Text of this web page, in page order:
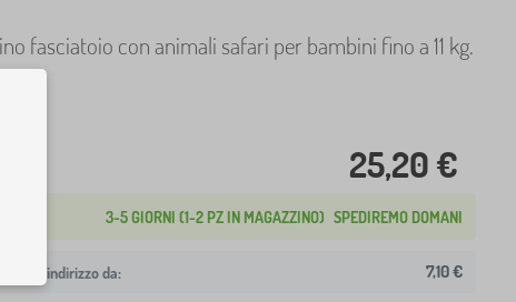
fasciatoio con animali safari per bambini fino a 11 kg.
25,20 €
3-5 GIORNI (1-2 PZ IN MAGAZZINO) SPEDIREMO DOMANI
al tuo indirizzo da: 7,10 €